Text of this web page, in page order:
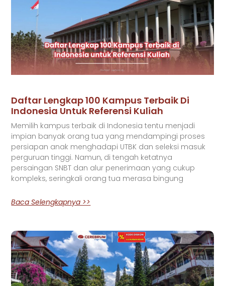
Daftar Lengkap 100 Kampus Terbaik Di
Indonesia Untuk Referensi Kuliah
Memilih kampus terbaik di Indonesia tentu menjadi
impian banyak orang tua yang mendampingi proses
persiapan anak menghadapi UTBK dan seleksi masuk
perguruan tinggi. Namun, di tengah ketatnya
persaingan SNBT dan alur penerimaan yang cukup
kompleks, seringkali orang tua merasa bingung
Baca Selengkapnya >>